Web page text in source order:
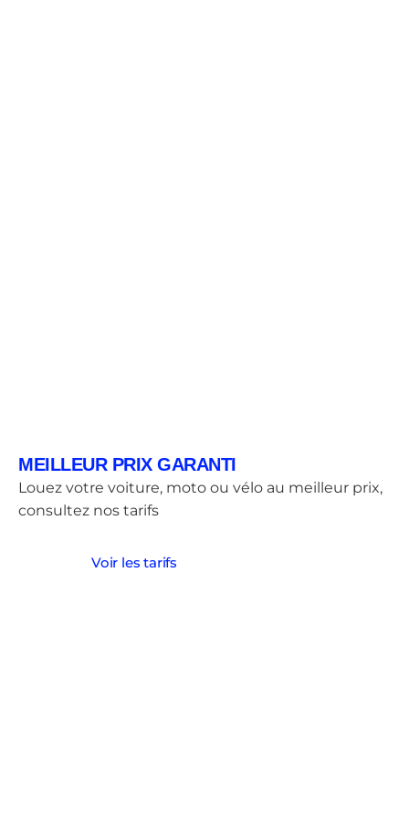
MEILLEUR PRIX GARANTI
Louez votre voiture, moto ou vélo au meilleur prix,
consultez nos tarifs
Voir les tarifs